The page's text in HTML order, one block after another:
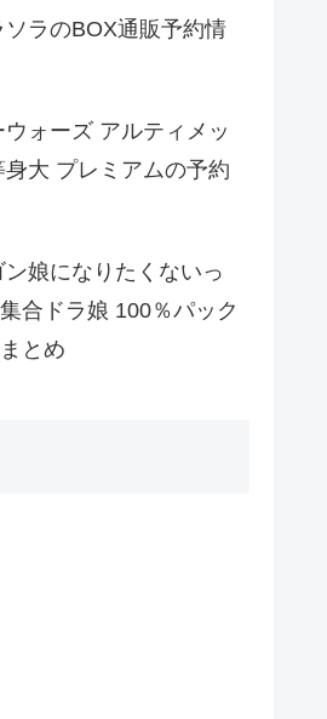
ラのBOX通販予約情
ォーズ アルティメッ
身大 プレミアムの予約
娘になりたくないっ
合ドラ娘 100％パック
とめ